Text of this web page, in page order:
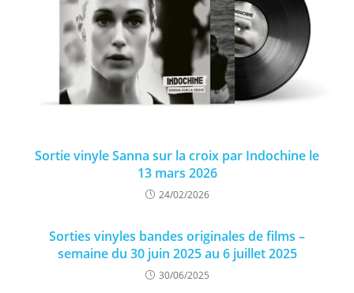
Sortie vinyle Sanna sur la croix par Indochine le
13 mars 2026
24/02/2026
Sorties vinyles bandes originales de films –
semaine du 30 juin 2025 au 6 juillet 2025
30/06/2025